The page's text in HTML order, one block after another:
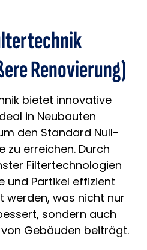
Renovierung)
bietet innovative
in Neubauten
den Standard Null-
zu erreichen. Durch
Filtertechnologien
und Partikel effizient
werden, was nicht nur
sondern auch
Gebäuden beiträgt.